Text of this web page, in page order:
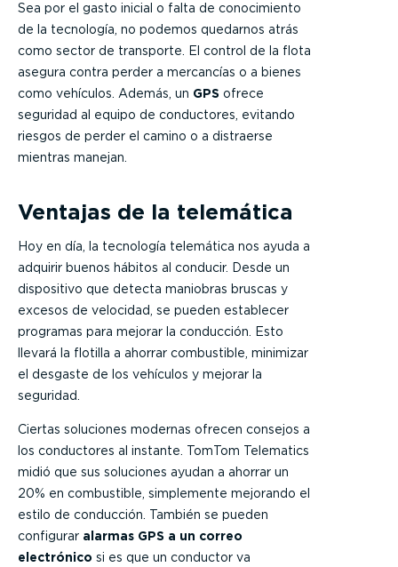
Sea por el gasto inicial o falta de conocimiento
de la tecnología, no podemos quedarnos atrás
como sector de transporte. El control de la flota
asegura contra perder a mercancías o a bienes
como vehículos. Además, un GPS ofrece
seguridad al equipo de conductores, evitando
riesgos de perder el camino o a distraerse
mientras manejan.
Ventajas de la telemática
Hoy en día, la tecnología telemática nos ayuda a
adquirir buenos hábitos al conducir. Desde un
dispositivo que detecta maniobras bruscas y
excesos de velocidad, se pueden establecer
programas para mejorar la conducción. Esto
llevará la flotilla a ahorrar combustible, minimizar
el desgaste de los vehículos y mejorar la
seguridad.
Ciertas soluciones modernas ofrecen consejos a
los conductores al instante. TomTom Telematics
midió que sus soluciones ayudan a ahorrar un
20% en combustible, simplemente mejorando el
estilo de conducción. También se pueden
configurar alarmas GPS a un correo
electrónico si es que un conductor va